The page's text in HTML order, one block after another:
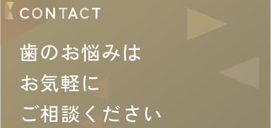
CONTACT
歯のお悩みは
お気軽に
ご相談ください